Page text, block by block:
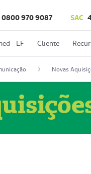
0800 970 9087 SAC
- LF Cliente
Novas